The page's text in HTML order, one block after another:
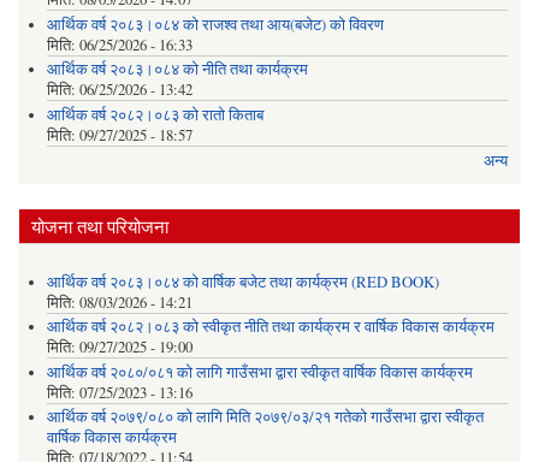
आर्थिक वर्ष २०८३।०८४ को राजश्व तथा आय(बजेट) को विवरण
मिति: 06/25/2026 - 16:33
आर्थिक वर्ष २०८३।०८४ को नीति तथा कार्यक्रम
मिति: 06/25/2026 - 13:42
आर्थिक वर्ष २०८२।०८३ को रातो किताब
मिति: 09/27/2025 - 18:57
अन्य
योजना तथा परियोजना
आर्थिक वर्ष २०८३।०८४ को वार्षिक बजेट तथा कार्यक्रम (RED BOOK)
मिति: 08/03/2026 - 14:21
आर्थिक वर्ष २०८२।०८३ को स्वीकृत नीति तथा कार्यक्रम र वार्षिक विकास कार्यक्रम
मिति: 09/27/2025 - 19:00
आर्थिक वर्ष २०८०/०८१ को लागि गाउँसभा द्वारा स्वीकृत वार्षिक विकास कार्यक्रम
मिति: 07/25/2023 - 13:16
आर्थिक वर्ष २०७९/०८० को लागि मिति २०७९/०३/२१ गतेको गाउँसभा द्वारा स्वीकृत
वार्षिक विकास कार्यक्रम